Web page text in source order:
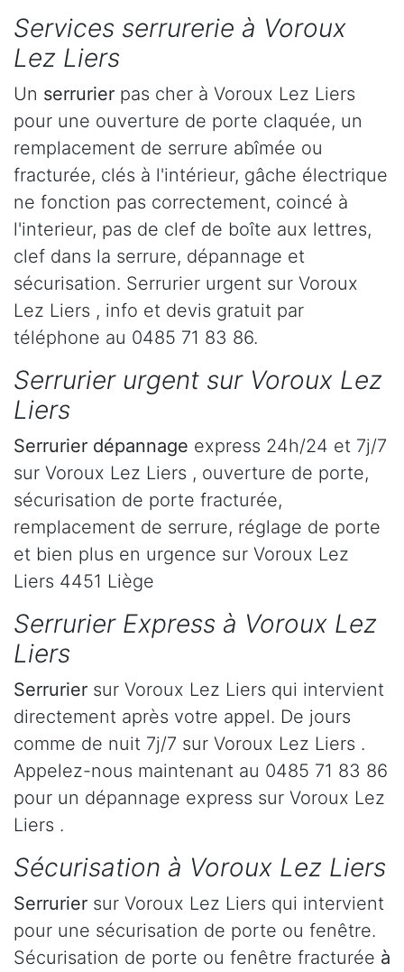
Services serrurerie à Voroux
Lez Liers
Un serrurier pas cher à Voroux Lez Liers
pour une ouverture de porte claquée, un
remplacement de serrure abîmée ou
fracturée, clés à l'intérieur, gâche électrique
ne fonction pas correctement, coincé à
l'interieur, pas de clef de boîte aux lettres,
clef dans la serrure, dépannage et
sécurisation. Serrurier urgent sur Voroux
Lez Liers , info et devis gratuit par
téléphone au 0485 71 83 86.
Serrurier urgent sur Voroux Lez
Liers
Serrurier dépannage express 24h/24 et 7j/7
sur Voroux Lez Liers , ouverture de porte,
sécurisation de porte fracturée,
remplacement de serrure, réglage de porte
et bien plus en urgence sur Voroux Lez
Liers 4451 Liège
Serrurier Express à Voroux Lez
Liers
Serrurier sur Voroux Lez Liers qui intervient
directement après votre appel. De jours
comme de nuit 7j/7 sur Voroux Lez Liers .
Appelez-nous maintenant au 0485 71 83 86
pour un dépannage express sur Voroux Lez
Liers .
Sécurisation à Voroux Lez Liers
Serrurier sur Voroux Lez Liers qui intervient
pour une sécurisation de porte ou fenêtre.
Sécurisation de porte ou fenêtre fracturée à